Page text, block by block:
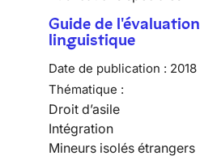
Guide de l'évaluation
linguistique
Date de publication : 2018
Thématique :
Droit d’asile
Intégration
Mineurs isolés étrangers